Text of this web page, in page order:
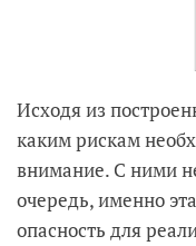
Исходя из
каким рискам
внимание. С ними
очередь, именно
опасность для